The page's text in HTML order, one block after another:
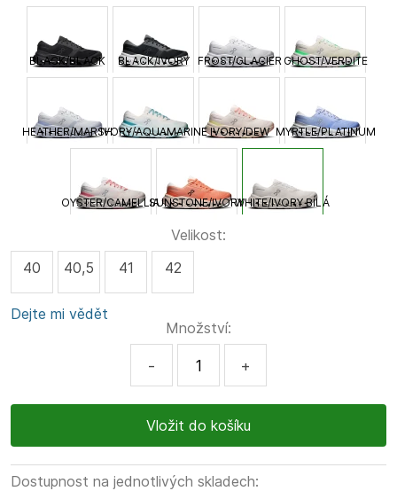
BLACK/BLACK BLACK/IVORY FROST/GLACIER GHOST/VERDITE
HEATHER/MARSHIVORY/AQUAMARINE IVORY/DEW MYRTLE/PLATINUM
OYSTER/CAMELLIASUNSTONE/IVORYWHITE/IVORY BÍLÁ
Velikost:
40
40,5 41 42
Dejte mi vědět
Množství:
- +
Dostupnost na jednotlivých skladech: